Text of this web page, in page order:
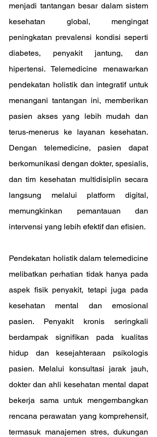
menjadi tantangan besar dalam sistem
kesehatan global, mengingat
peningkatan prevalensi kondisi seperti
diabetes, penyakit jantung, dan
hipertensi. Telemedicine menawarkan
pendekatan holistik dan integratif untuk
menangani tantangan ini, memberikan
pasien akses yang lebih mudah dan
terus-menerus ke layanan kesehatan.
Dengan telemedicine, pasien dapat
berkomunikasi dengan dokter, spesialis,
dan tim kesehatan multidisiplin secara
langsung melalui platform digital,
memungkinkan pemantauan dan
intervensi yang lebih efektif dan efisien.
Pendekatan holistik dalam telemedicine
melibatkan perhatian tidak hanya pada
aspek fisik penyakit, tetapi juga pada
kesehatan mental dan emosional
pasien. Penyakit kronis seringkali
berdampak signifikan pada kualitas
hidup dan kesejahteraan psikologis
pasien. Melalui konsultasi jarak jauh,
dokter dan ahli kesehatan mental dapat
bekerja sama untuk mengembangkan
rencana perawatan yang komprehensif,
termasuk manajemen stres, dukungan